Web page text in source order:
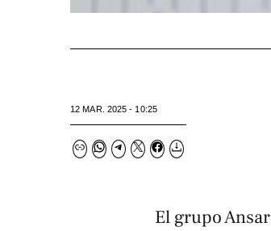
12 MAR. 2025 - 10:25
El grupo